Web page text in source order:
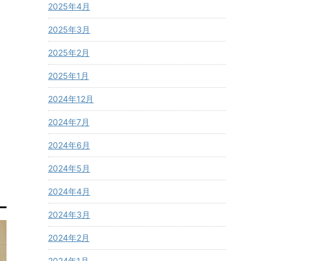
2025年4月
2025年3月
2025年2月
2025年1月
2024年12月
2024年7月
2024年6月
2024年5月
2024年4月
2024年3月
2024年2月